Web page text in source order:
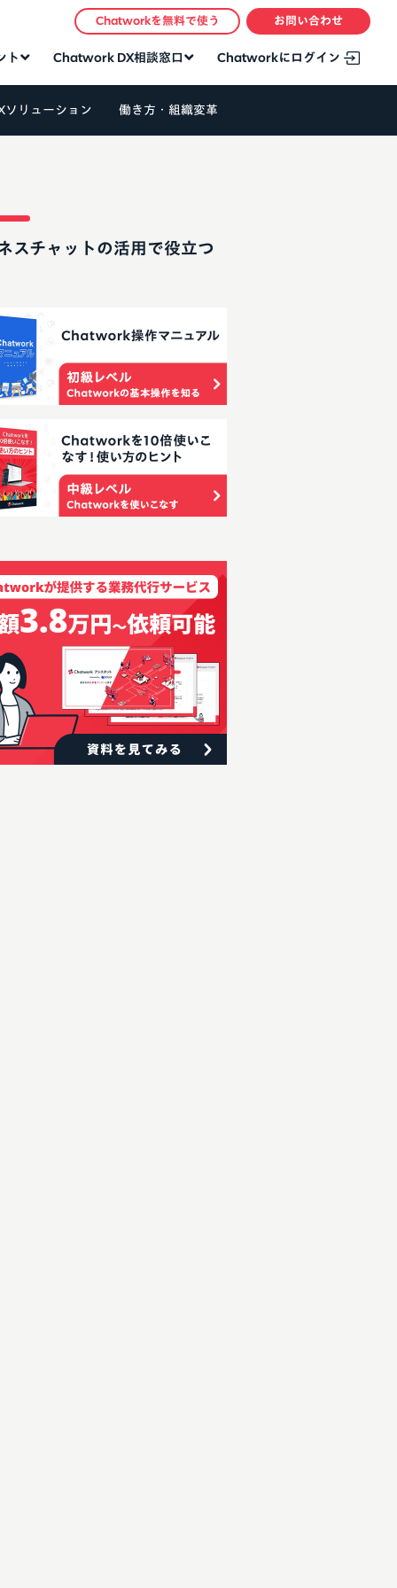
ト Chatwork DX相談窓口 Chatworkにログイン
Chatworkを無料で使う お問い合わせ
ソリューション 働き方・組織変革
スチャットの活用で役立つ